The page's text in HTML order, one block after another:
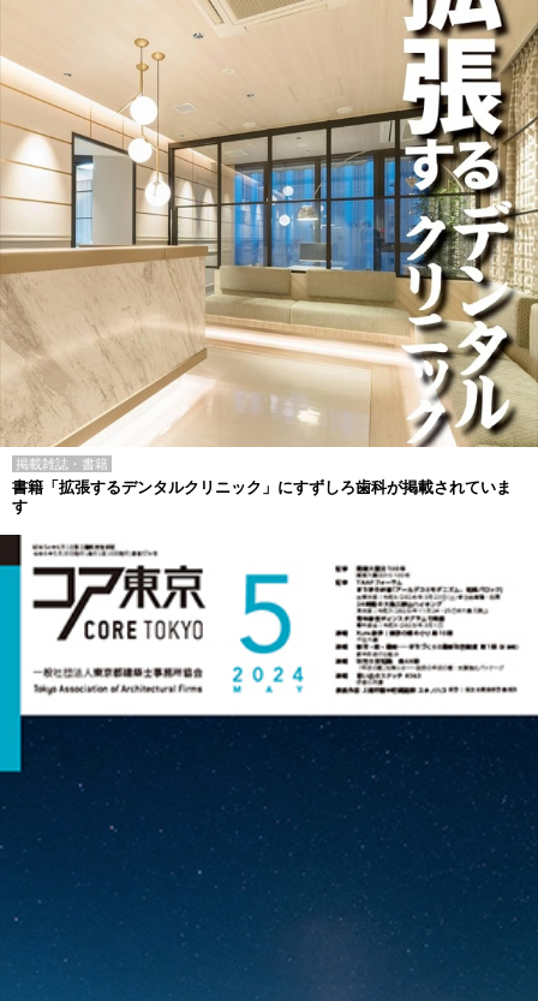
掲載雑誌・書籍
書籍「拡張するデンタルクリニック」にすずしろ歯科が掲載されていま
す